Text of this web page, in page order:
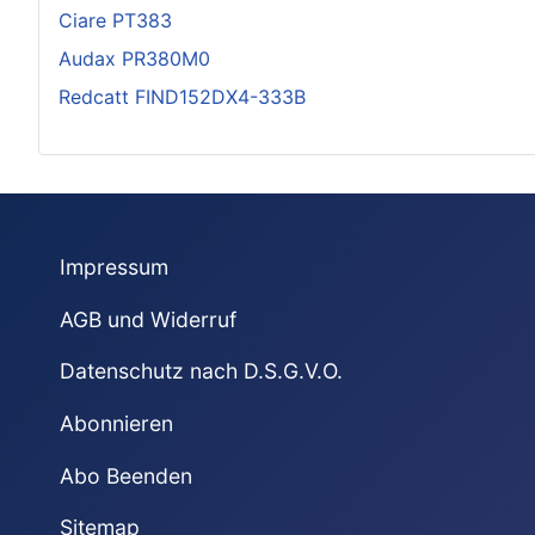
Ciare PT383
Audax PR380M0
Redcatt FIND152DX4-333B
Impressum
AGB und Widerruf
Datenschutz nach D.S.G.V.O.
Abonnieren
Abo Beenden
Sitemap